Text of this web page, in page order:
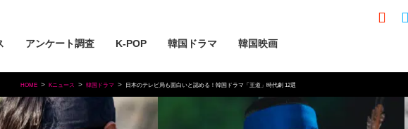
アンケート調査 K-POP 韓国ドラマ 韓国映画
HOME Kニュース 韓国ドラマ 日本のテレビ局も面白いと認める！韓国ドラマ「王道」時代劇 12選